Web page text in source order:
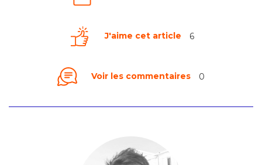
J'aime cet article 6
Voir les commentaires 0